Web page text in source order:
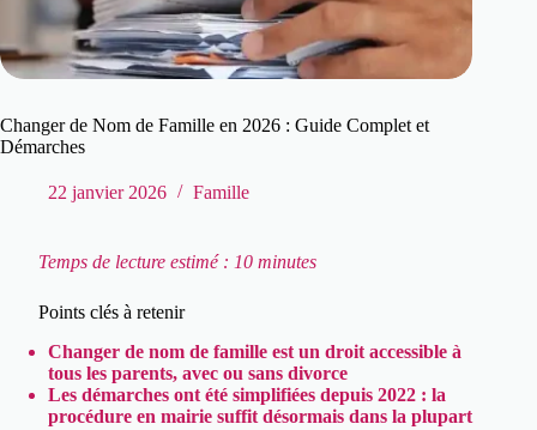
Changer de Nom de Famille en 2026 : Guide Complet et
Démarches
22 janvier 2026 Famille
Temps de lecture estimé : 10 minutes
Points clés à retenir
Changer de nom de famille est un droit accessible à
tous les parents, avec ou sans divorce
Les démarches ont été simplifiées depuis 2022 : la
procédure en mairie suffit désormais dans la plupart